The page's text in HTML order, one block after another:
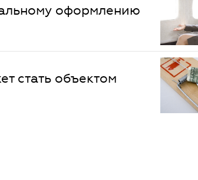
оформлению
стать объектом